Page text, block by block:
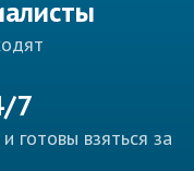
7
готовы взяться за